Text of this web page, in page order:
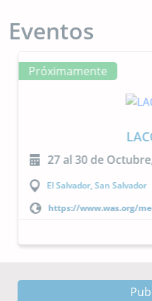
Eventos
Próximamente
27 al 30 de Octubre,
El Salvador, San Salvador
https://www.was.org/